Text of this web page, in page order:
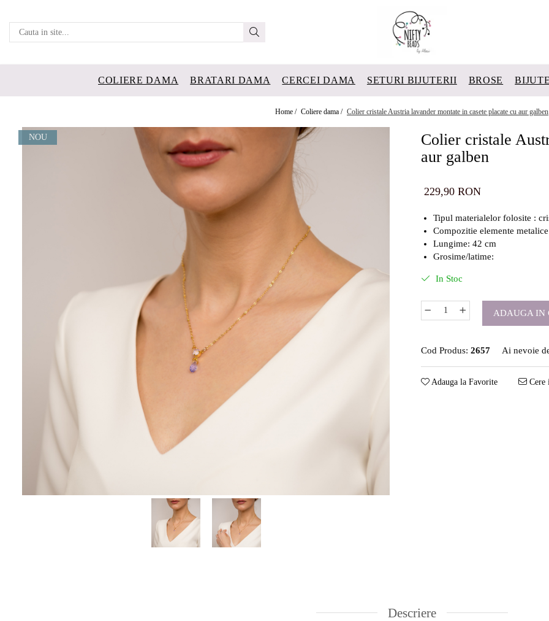
COLIERE DAMA BRATARI DAMA CERCEI DAMA SETURI BIJUTERII BROSE
Home / Coliere dama / Colier cristale Austria lavander montate in casete placate cu aur galben
Colier cristale
aur galben
NOU
229,90 RON
Tipul materialelor folosite :
Compozitie elemente
Lungime: 42 cm
Grosime/latime:
In Stoc
ADAUGA IN
Cod Produs: 2657 Ai nevoie
Adauga la Favorite Cere
Descriere